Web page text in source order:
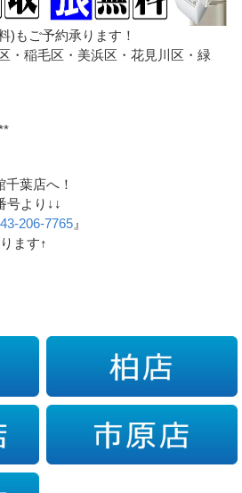
)もご予約承ります！
・稲毛区・美浜区・花見川区・緑
葉店へ！
号より↓↓
206-7765 』
ます↑